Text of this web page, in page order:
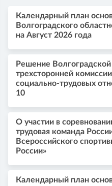
Календарный план
Волгоградского
на Август 2026 года
Решение
трехсторонней
социально-трудовых
10
О участии в
трудовая команда
Всероссийского
России»
Календарный план